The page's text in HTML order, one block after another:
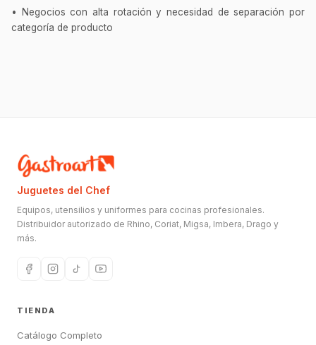
• Negocios con alta rotación y necesidad de separación por
categoría de producto
Juguetes del Chef
Equipos, utensilios y uniformes para cocinas profesionales.
Distribuidor autorizado de Rhino, Coriat, Migsa, Imbera, Drago y
más.
TIENDA
Catálogo Completo